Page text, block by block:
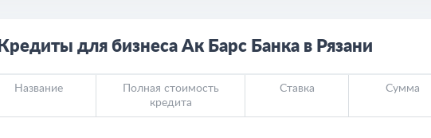
Кредиты для бизнеса Ак Барс Банка в Рязани
Название
Полная стоимость
кредита
Ставка Сумма